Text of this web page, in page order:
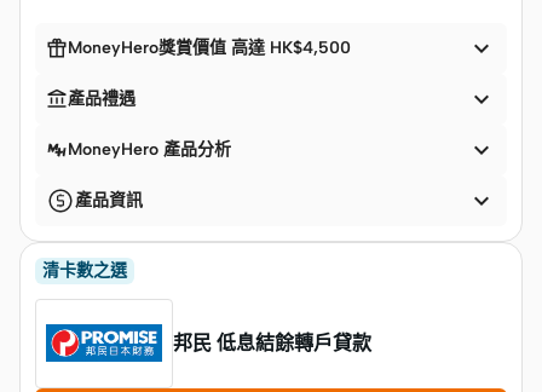
MoneyHero獎賞價值 高達 HK$4,500 
產品禮遇 
MoneyHero 產品分析 
產品資訊 
清卡數之選
邦民 低息結餘轉戶貸款